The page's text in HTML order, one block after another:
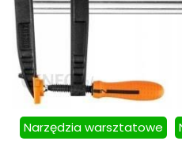
Narzędzia warsztatowe